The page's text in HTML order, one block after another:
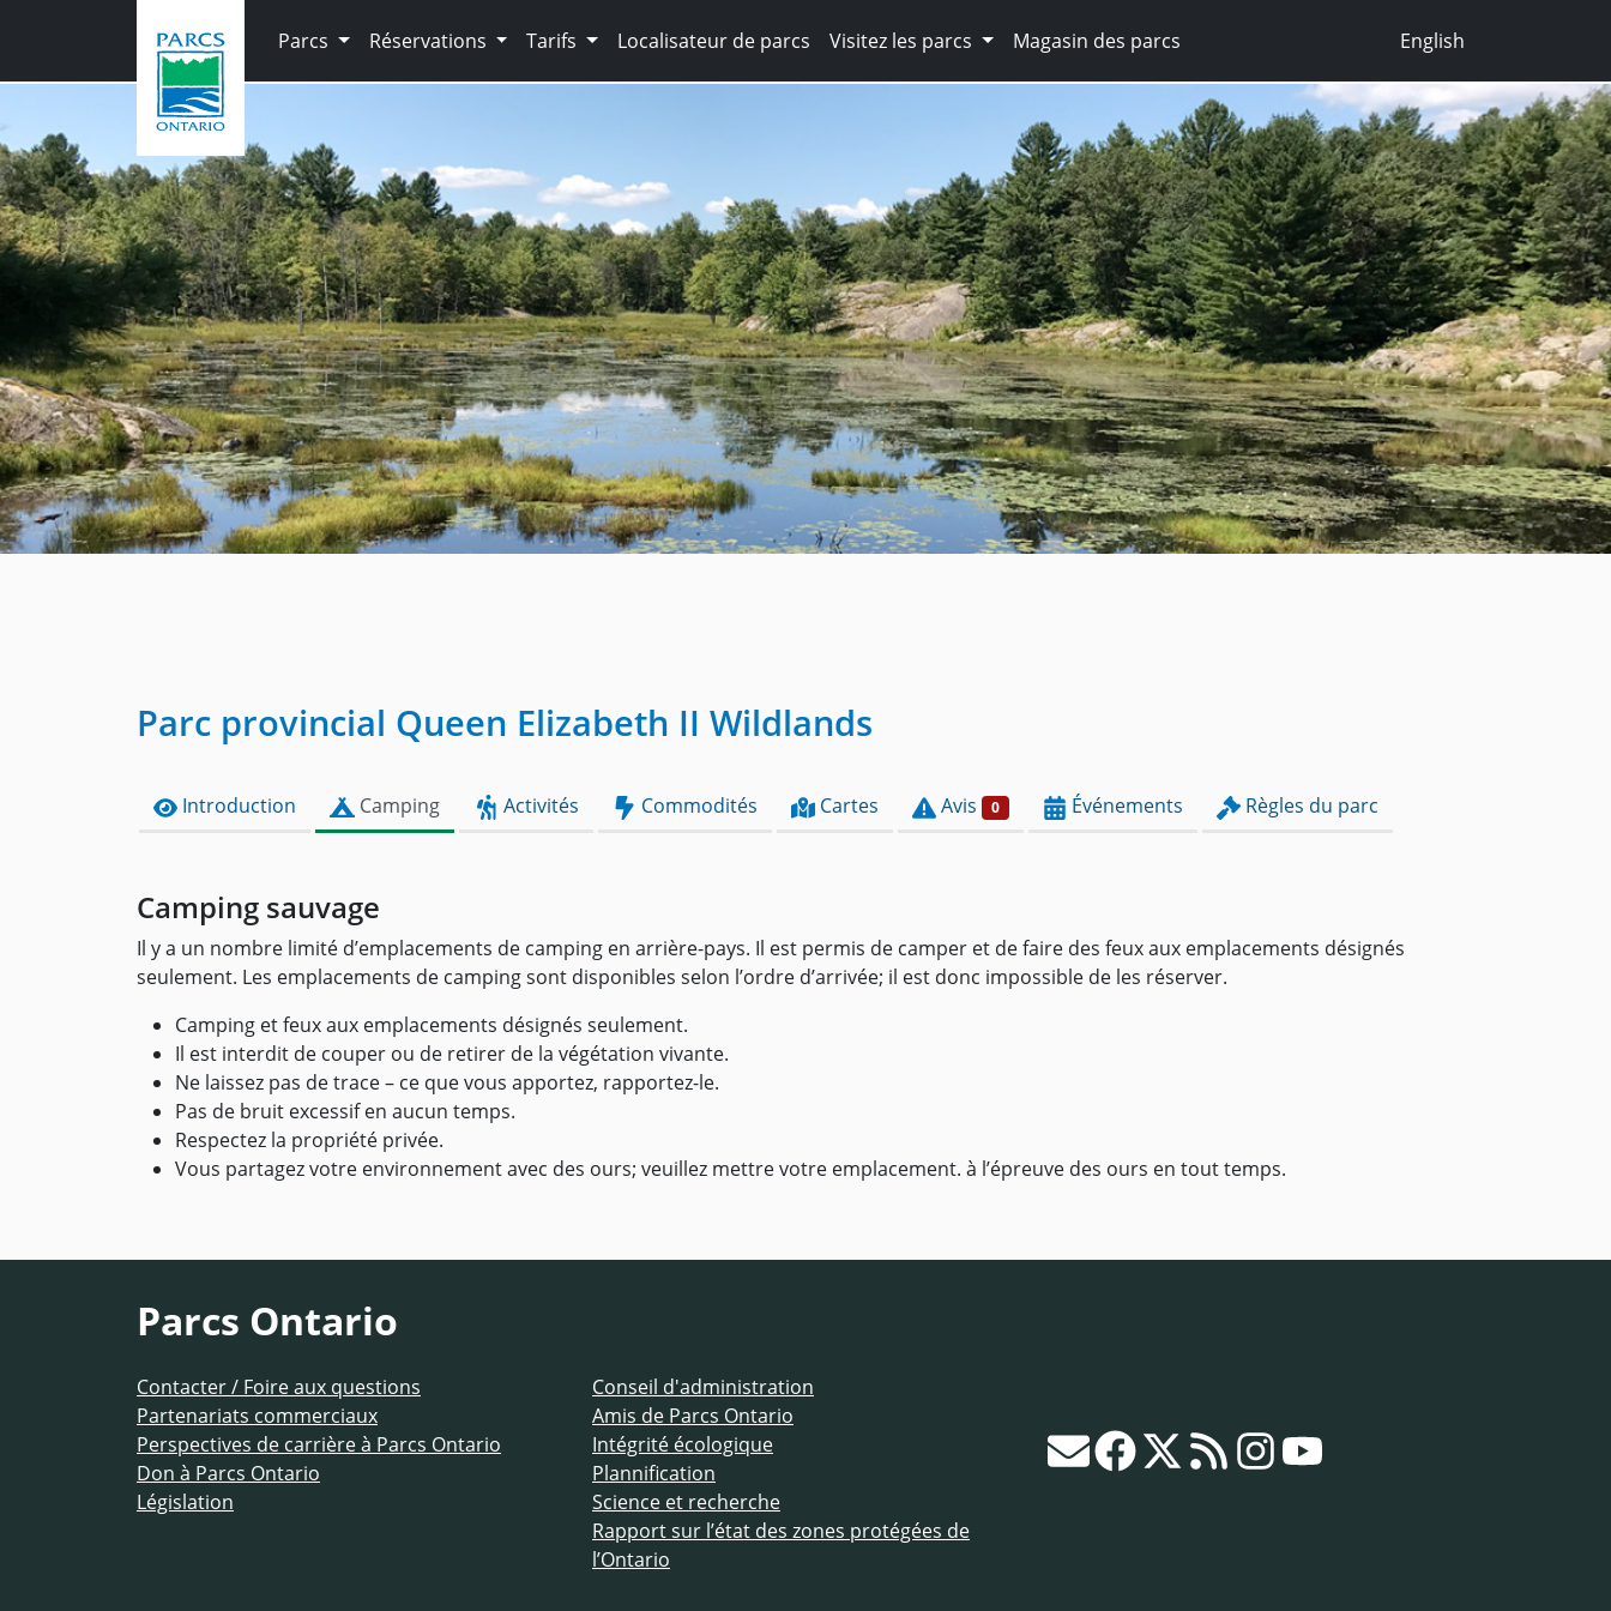
Parcs
Réservations Tarifs Localisateur de parcs Visitez les parcs Magasin des parcs English
Parc provincial Queen Elizabeth II Wildlands
Introduction Camping Activités Commodités Cartes Avis 0 Événements Règles du parc
Camping sauvage
Il y a un nombre limité d’emplacements de camping en arrière-pays. Il est permis de camper et de faire des feux aux emplacements désignés
seulement. Les emplacements de camping sont disponibles selon l’ordre d’arrivée; il est donc impossible de les réserver.
Camping et feux aux emplacements désignés seulement.
Il est interdit de couper ou de retirer de la végétation vivante.
Ne laissez pas de trace – ce que vous apportez, rapportez-le.
Pas de bruit excessif en aucun temps.
Respectez la propriété privée.
Vous partagez votre environnement avec des ours; veuillez mettre votre emplacement. à l’épreuve des ours en tout temps.
Parcs Ontario
Contacter / Foire aux questions
Partenariats commerciaux
Perspectives de carrière à Parcs Ontario
Don à Parcs Ontario
Législation
Conseil d'administration
Amis de Parcs Ontario
Intégrité écologique
Plannification
Science et recherche
Rapport sur l’état des zones protégées de
l’Ontario